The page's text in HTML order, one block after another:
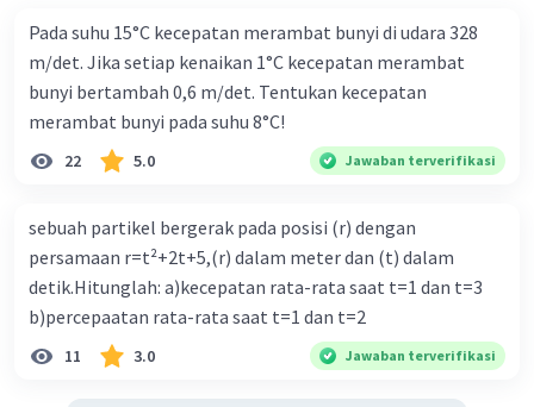
Pada suhu 15°C kecepatan merambat bunyi di udara 328
m/det. Jika setiap kenaikan 1°C kecepatan merambat
bunyi bertambah 0,6 m/det. Tentukan kecepatan
merambat bunyi pada suhu 8°C!
22 5.0 Jawaban terverifikasi
sebuah partikel bergerak pada posisi (r) dengan
persamaan r=t²+2t+5,(r) dalam meter dan (t) dalam
detik.Hitunglah: a)kecepatan rata-rata saat t=1 dan t=3
b)percepaatan rata-rata saat t=1 dan t=2
11 3.0 Jawaban terverifikasi